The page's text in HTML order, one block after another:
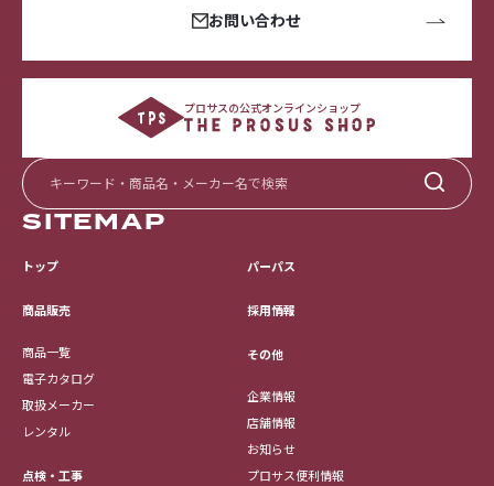
お問い合わせ
プロサスの公式オンラインショップ
SITEMAP
トップ
商品販売
商品一覧
電子カタログ
取扱メーカー
レンタル
点検・工事
パーパス
採用情報
その他
企業情報
店舗情報
お知らせ
プロサス便利情報